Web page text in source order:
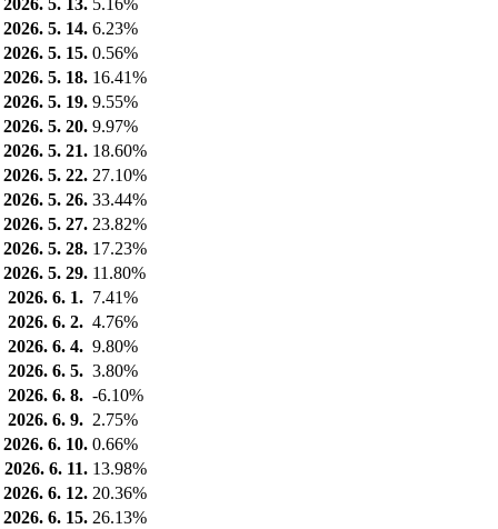
2026. 5. 13. 5.16%
2026. 5. 14. 6.23%
2026. 5. 15. 0.56%
2026. 5. 18. 16.41%
2026. 5. 19. 9.55%
2026. 5. 20. 9.97%
2026. 5. 21. 18.60%
2026. 5. 22. 27.10%
2026. 5. 26. 33.44%
2026. 5. 27. 23.82%
2026. 5. 28. 17.23%
2026. 5. 29. 11.80%
2026. 6. 1. 7.41%
2026. 6. 2. 4.76%
2026. 6. 4. 9.80%
2026. 6. 5. 3.80%
2026. 6. 8. -6.10%
2026. 6. 9. 2.75%
2026. 6. 10. 0.66%
2026. 6. 11. 13.98%
2026. 6. 12. 20.36%
2026. 6. 15. 26.13%